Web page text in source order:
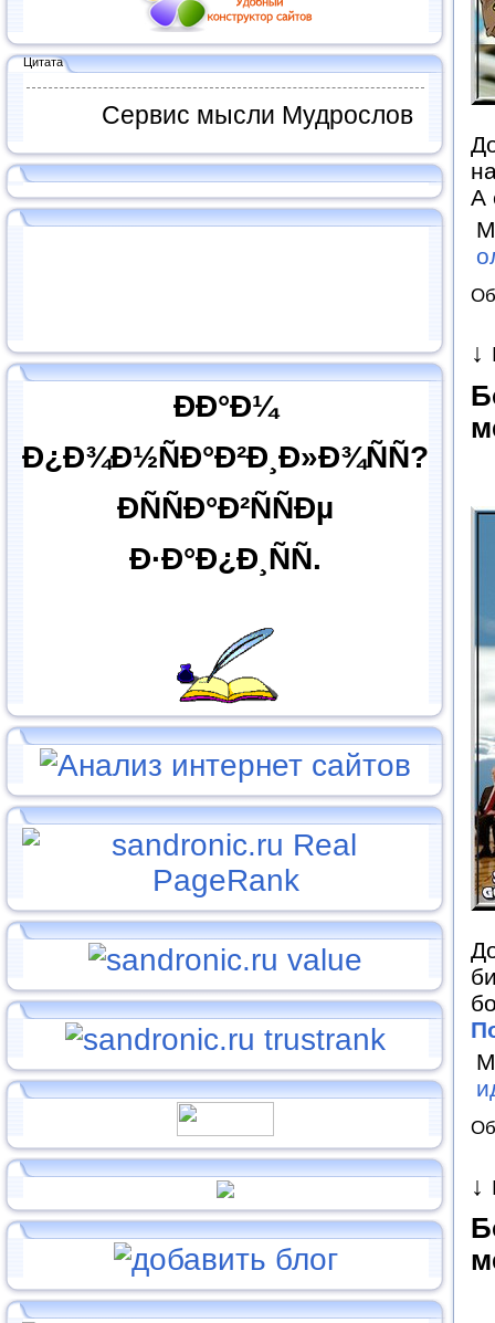
Цитата
Сервис мысли Мудрослов
ÐÐ°Ð¼
Ð¿Ð¾Ð½ÑÐ°Ð²Ð¸Ð»Ð¾ÑÑ?
ÐÑÑÐ°Ð²ÑÑÐµ
Ð·Ð°Ð¿Ð¸ÑÑ.
А